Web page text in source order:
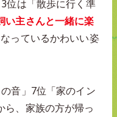
位は「散歩に行く準
い主さんと一緒に楽
っているかわいい姿
音」7位「家のイン
ら、家族の方が帰っ